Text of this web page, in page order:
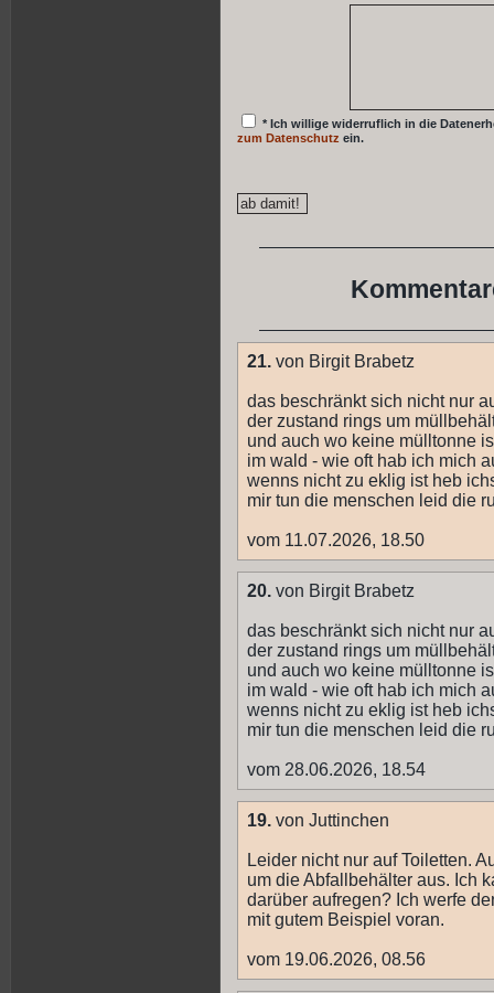
* Ich willige widerruflich in die
zum Datenschutz ein.
21. von Birgit Brabetz
das beschränkt sich nicht nur
der zustand rings um
und auch wo keine mülltonne
im wald - wie oft hab ich mich
wenns nicht zu eklig ist heb
mir tun die menschen leid die
vom 11.07.2026, 18.50
20. von Birgit Brabetz
das beschränkt sich nicht nur
der zustand rings um
und auch wo keine mülltonne
im wald - wie oft hab ich mich
wenns nicht zu eklig ist heb
mir tun die menschen leid die
vom 28.06.2026, 18.54
19. von Juttinchen
Leider nicht nur auf Toiletten.
um die Abfallbehälter aus. Ich
darüber aufregen? Ich werfe
mit gutem Beispiel voran.
vom 19.06.2026, 08.56